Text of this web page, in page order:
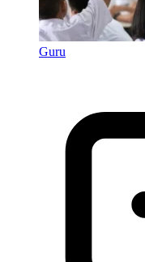
Guru